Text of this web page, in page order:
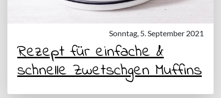
Sonntag, 5. September 2021
Rezept für einfache &
schnelle Zwetschgen Muffins